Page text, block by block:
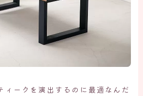
ィークを演出するのに最適なんだ